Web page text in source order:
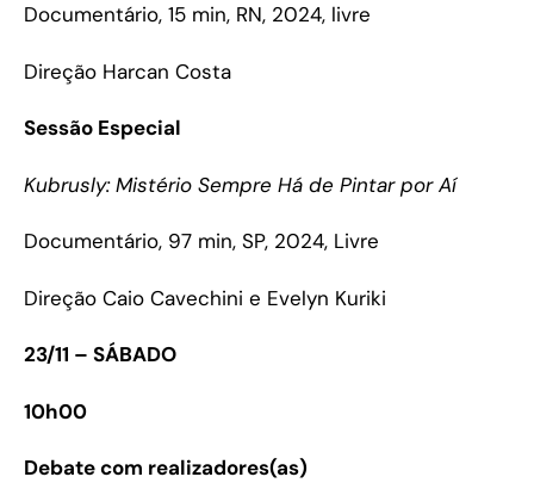
Documentário, 15 min, RN, 2024, livre
Direção Harcan Costa
Sessão Especial
Kubrusly: Mistério Sempre Há de Pintar por Aí
Documentário, 97 min, SP, 2024, Livre
Direção Caio Cavechini e Evelyn Kuriki
23/11 – SÁBADO
10h00
Debate com realizadores(as)